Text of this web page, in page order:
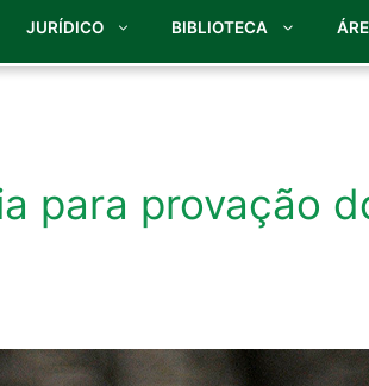
JURÍDICO BIBLIOTECA
para provação